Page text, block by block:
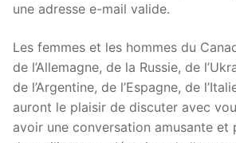
une adresse e-mail valide.
Les femmes et les hommes du
de l’Allemagne, de la Russie, de
de l’Argentine, de l’Espagne, de
auront le plaisir de discuter avec
avoir une conversation amusante et